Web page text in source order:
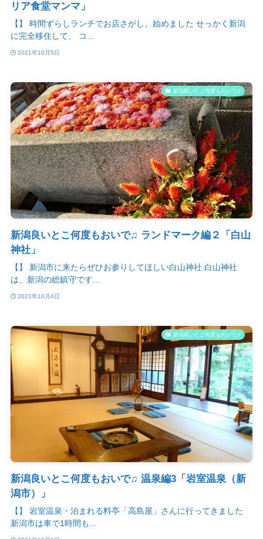
リア食堂マンマ」
【】 時間ずらしランチでお店さがし、始めました せっかく新潟
に完全移住して、 コ...
2021年10月5日
新潟良いとこ何度もおいで♫
新潟良いとこ何度もおいで♫ ランドマーク編２「白山
神社」
【】 新潟市に来たらぜひお参りしてほしい白山神社 白山神社
は、新潟の総鎮守です...
2021年10月4日
新潟良いとこ何度もおいで♫
新潟良いとこ何度もおいで♫ 温泉編3「岩室温泉（新
潟市）」
【】 岩室温泉・泊まれる料亭「高島屋」さんに行ってきました
新潟市は車で1時間も...